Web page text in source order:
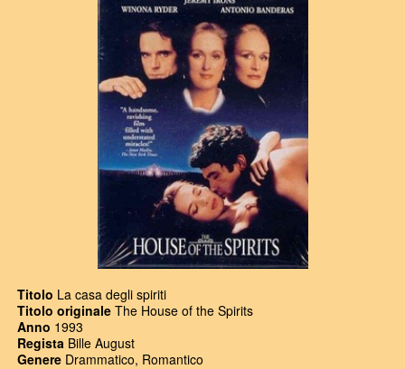
Titolo La casa degli spiriti
Titolo originale The House of the Spirits
Anno 1993
Regista Bille August
Genere Drammatico, Romantico